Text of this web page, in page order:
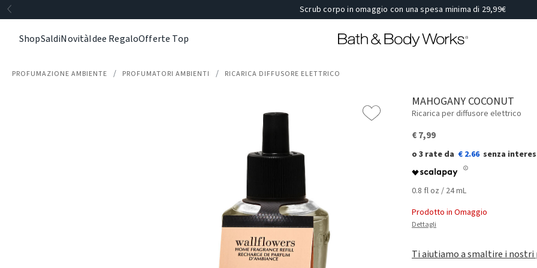
Scrub corpo in omaggio con una spesa minima di 29,99€
ShopSaldiNovitàIdee RegaloOfferte Top
PROFUMAZIONE AMBIENTE PROFUMATORI AMBIENTI RICARICA DIFFUSORE ELETTRICO
MAHOGANY COCONUT
Ricarica per diffusore elettrico
€ 7,99
€ 2.66
0.8 fl oz / 24 mL
Prodotto in Omaggio
Dettagli
Ti aiutiamo a smaltire i